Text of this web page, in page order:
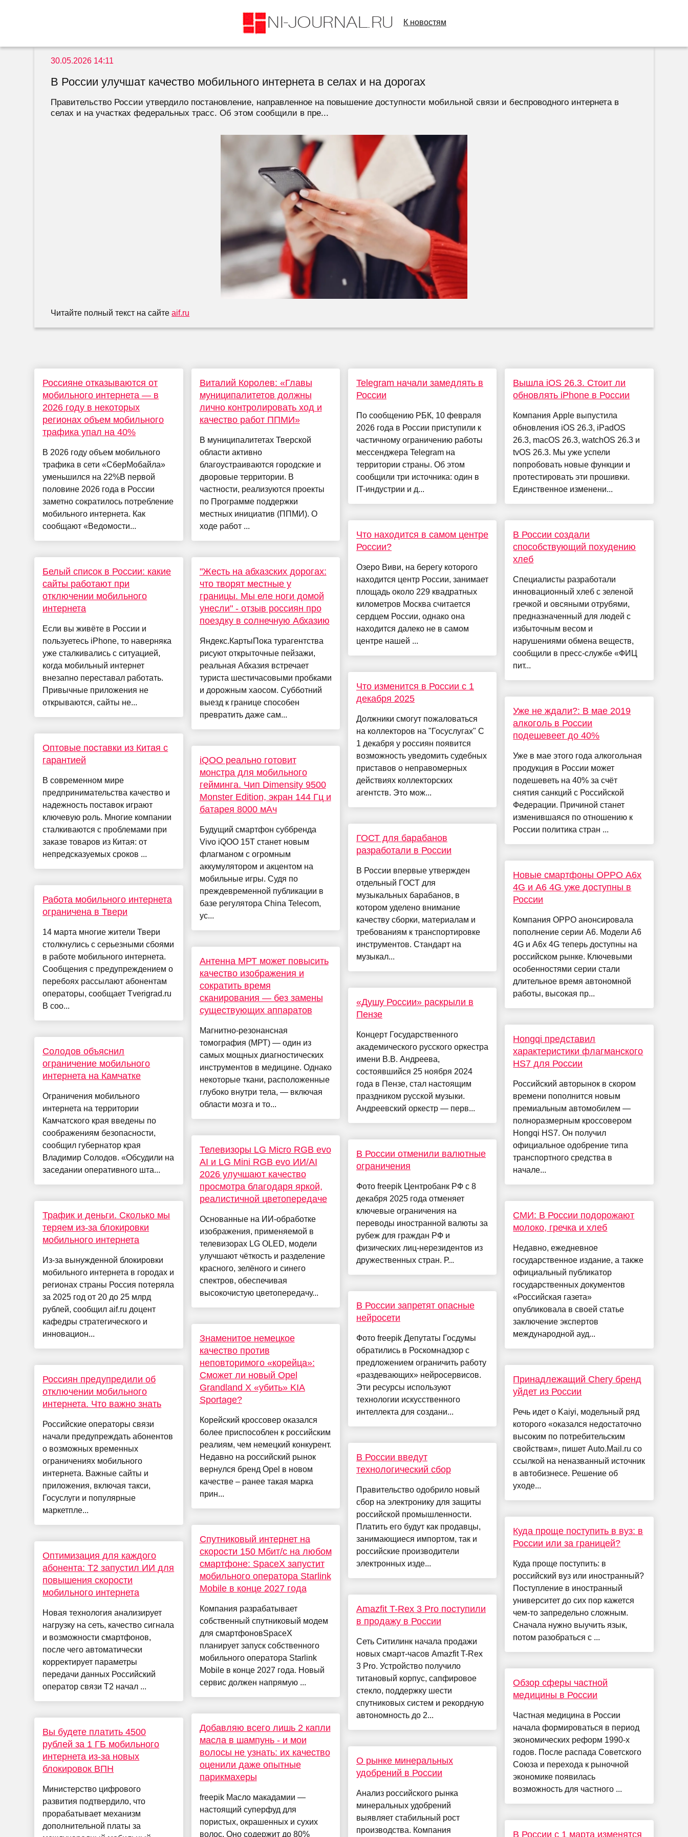
К новостям
30.05.2026 14:11
В России улучшат качество мобильного интернета в селах и на дорогах
Правительство России утвердило постановление, направленное на повышение доступности мобильной связи и беспроводного интернета в
селах и на участках федеральных трасс. Об этом сообщили в пре...
Читайте полный текст на сайтеaif.ru
Россияне отказываются от
мобильного интернета — в
2026 году в некоторых
регионах объем мобильного
трафика упал на 40%
В 2026 году объем мобильного
трафика в сети «СберМобайла»
уменьшился на 22%В первой
половине 2026 года в России
заметно сократилось потребление
мобильного интернета. Как
сообщают «Ведомости...
Белый список в России: какие
сайты работают при
отключении мобильного
интернета
Если вы живёте в России и
пользуетесь iPhone, то наверняка
уже сталкивались с ситуацией,
когда мобильный интернет
внезапно переставал работать.
Привычные приложения не
открываются, сайты не...
Оптовые поставки из Китая с
гарантией
В современном мире
предпринимательства качество и
надежность поставок играют
ключевую роль. Многие компании
сталкиваются с проблемами при
заказе товаров из Китая: от
непредсказуемых сроков ...
Работа мобильного интернета
ограничена в Твери
14 марта многие жители Твери
столкнулись с серьезными сбоями
в работе мобильного интернета.
Сообщения с предупреждением о
перебоях рассылают абонентам
операторы, сообщает Tverigrad.ru
В соо...
Солодов объяснил
ограничение мобильного
интернета на Камчатке
Ограничения мобильного
интернета на территории
Камчатского края введены по
соображениям безопасности,
сообщил губернатор края
Владимир Солодов. «Обсудили на
заседании оперативного шта...
Трафик и деньги. Сколько мы
теряем из-за блокировки
мобильного интернета
Из-за вынужденной блокировки
мобильного интернета в городах и
регионах страны Россия потеряла
за 2025 год от 20 до 25 млрд
рублей, сообщил aif.ru доцент
кафедры стратегического и
инновацион...
Россиян предупредили об
отключении мобильного
интернета. Что важно знать
Российские операторы связи
начали предупреждать абонентов
о возможных временных
ограничениях мобильного
интернета. Важные сайты и
приложения, включая такси,
Госуслуги и популярные
маркетпле...
Оптимизация для каждого
абонента: T2 запустил ИИ для
повышения скорости
мобильного интернета
Новая технология анализирует
нагрузку на сеть, качество сигнала
и возможности смартфонов,
после чего автоматически
корректирует параметры
передачи данных Российский
оператор связи T2 начал ...
Вы будете платить 4500
рублей за 1 ГБ мобильного
интернета из-за новых
блокировок ВПН
Министерство цифрового
развития подтвердило, что
прорабатывает механизм
дополнительной платы за
Виталий Королев: «Главы
муниципалитетов должны
лично контролировать ход и
качество работ ППМИ»
В муниципалитетах Тверской
области активно
благоустраиваются городские и
дворовые территории. В
частности, реализуются проекты
по Программе поддержки
местных инициатив (ППМИ). О
ходе работ ...
"Жесть на абхазских дорогах:
что творят местные у
границы. Мы еле ноги домой
унесли" - отзыв россиян про
поездку в солнечную Абхазию
Яндекс.КартыПока турагентства
рисуют открыточные пейзажи,
реальная Абхазия встречает
туриста шестичасовыми пробками
и дорожным хаосом. Субботний
выезд к границе способен
превратить даже сам...
iQOO реально готовит
монстра для мобильного
гейминга. Чип Dimensity 9500
Monster Edition, экран 144 Гц и
батарея 8000 мАч
Будущий смартфон суббренда
Vivo iQOO 15T станет новым
флагманом с огромным
аккумулятором и акцентом на
мобильные игры. Судя по
преждевременной публикации в
базе регулятора China Telecom,
ус...
Антенна МРТ может повысить
качество изображения и
сократить время
сканирования — без замены
существующих аппаратов
Магнитно-резонансная
томография (МРТ) — один из
самых мощных диагностических
инструментов в медицине. Однако
некоторые ткани, расположенные
глубоко внутри тела, — включая
области мозга и то...
Телевизоры LG Micro RGB evo
AI и LG Mini RGB evo ИИ/AI
2026 улучшают качество
просмотра благодаря яркой,
реалистичной цветопередаче
Основанные на ИИ-обработке
изображения, применяемой в
телевизорах LG OLED, модели
улучшают чёткость и разделение
красного, зелёного и синего
спектров, обеспечивая
высокочистую цветопередачу...
Знаменитое немецкое
качество против
неповторимого «корейца»:
Сможет ли новый Opel
Grandland X «убить» KIA
Sportage?
Корейский кроссовер оказался
более приспособлен к российским
реалиям, чем немецкий конкурент.
Недавно на российский рынок
вернулся бренд Opel в новом
качестве – ранее такая марка
прин...
Спутниковый интернет на
скорости 150 Мбит/с на любом
смартфоне: SpaceX запустит
мобильного оператора Starlink
Mobile в конце 2027 года
Компания разрабатывает
собственный спутниковый модем
для смартфоновSpaceX
планирует запуск собственного
мобильного оператора Starlink
Mobile в конце 2027 года. Новый
сервис должен напрямую ...
Добавляю всего лишь 2 капли
масла в шампунь - и мои
волосы не узнать: их качество
оценили даже опытные
парикмахеры
freepik Масло макадамии —
настоящий суперфуд для
пористых, окрашенных и сухих
волос. Оно содержит до 80%
Telegram начали замедлять в
России
По сообщению РБК, 10 февраля
2026 года в России приступили к
частичному ограничению работы
мессенджера Telegram на
территории страны. Об этом
сообщили три источника: один в
IT-индустрии и д...
Что находится в самом центре
России?
Озеро Виви, на берегу которого
находится центр России, занимает
площадь около 229 квадратных
километров Москва считается
сердцем России, однако она
находится далеко не в самом
центре нашей ...
Что изменится в России с 1
декабря 2025
Должники смогут пожаловаться
на коллекторов на "Госуслугах" С
1 декабря у россиян появится
возможность уведомить судебных
приставов о неправомерных
действиях коллекторских
агентств. Это мож...
ГОСТ для барабанов
разработали в России
В России впервые утвержден
отдельный ГОСТ для
музыкальных барабанов, в
котором уделено внимание
качеству сборки, материалам и
требованиям к транспортировке
инструментов. Стандарт на
музыкал...
«Душу России» раскрыли в
Пензе
Концерт Государственного
академического русского оркестра
имени В.В. Андреева,
состоявшийся 25 ноября 2024
года в Пензе, стал настоящим
праздником русской музыки.
Андреевский оркестр — перв...
В России отменили валютные
ограничения
Фото freepik Центробанк РФ с 8
декабря 2025 года отменяет
ключевые ограничения на
переводы иностранной валюты за
рубеж для граждан РФ и
физических лиц-нерезидентов из
дружественных стран. Р...
В России запретят опасные
нейросети
Фото freepik Депутаты Госдумы
обратились в Роскомнадзор с
предложением ограничить работу
«раздевающих» нейросервисов.
Эти ресурсы используют
технологии искусственного
интеллекта для создани...
В России введут
технологический сбор
Правительство одобрило новый
сбор на электронику для защиты
российской промышленности.
Платить его будут как продавцы,
занимающиеся импортом, так и
российские производители
электронных изде...
Amazfit T-Rex 3 Pro поступили
в продажу в России
Сеть Ситилинк начала продажи
новых смарт-часов Amazfit T-Rex
3 Pro. Устройство получило
титановый корпус, сапфировое
стекло, поддержку шести
спутниковых систем и рекордную
автономность до 2...
О рынке минеральных
удобрений в России
Анализ российского рынка
минеральных удобрений
выявляет стабильный рост
производства. Компания
Вышла iOS 26.3. Стоит ли
обновлять iPhone в России
Компания Apple выпустила
обновления iOS 26.3, iPadOS
26.3, macOS 26.3, watchOS 26.3 и
tvOS 26.3. Мы уже успели
попробовать новые функции и
протестировать эти прошивки.
Единственное изменени...
В России создали
способствующий похудению
хлеб
Специалисты разработали
инновационный хлеб с зеленой
гречкой и овсяными отрубями,
предназначенный для людей с
избыточным весом и
нарушениями обмена веществ,
сообщили в пресс-службе «ФИЦ
пит...
Уже не ждали?: В мае 2019
алкоголь в России
подешевеет до 40%
Уже в мае этого года алкогольная
продукция в России может
подешеветь на 40% за счёт
снятия санкций с Российской
Федерации. Причиной станет
изменившаяся по отношению к
России политика стран ...
Новые смартфоны OPPO A6x
4G и A6 4G уже доступны в
России
Компания OPPO анонсировала
пополнение серии A6. Модели A6
4G и A6x 4G теперь доступны на
российском рынке. Ключевыми
особенностями серии стали
длительное время автономной
работы, высокая пр...
Hongqi представил
характеристики флагманского
HS7 для России
Российский авторынок в скором
времени пополнится новым
премиальным автомобилем —
полноразмерным кроссовером
Hongqi HS7. Он получил
официальное одобрение типа
транспортного средства в
начале...
СМИ: В России подорожают
молоко, гречка и хлеб
Недавно, ежедневное
государственное издание, а также
официальный публикатор
государственных документов
«Российская газета»
опубликовала в своей статье
заключение экспертов
международной ауд...
Принадлежащий Chery бренд
уйдет из России
Речь идет о Kaiyi, модельный ряд
которого «оказался недостаточно
высоким по потребительским
свойствам», пишет Auto.Mail.ru со
ссылкой на неназванный источник
в автобизнесе. Решение об
уходе...
Куда проще поступить в вуз: в
России или за границей?
Куда проще поступить: в
российский вуз или иностранный?
Поступление в иностранный
университет до сих пор кажется
чем-то запредельно сложным.
Сначала нужно выучить язык,
потом разобраться с ...
Обзор сферы частной
медицины в России
Частная медицина в России
начала формироваться в период
экономических реформ 1990-х
годов. После распада Советского
Союза и перехода к рыночной
экономике появилась
возможность для частного ...
В России с 1 марта изменятся